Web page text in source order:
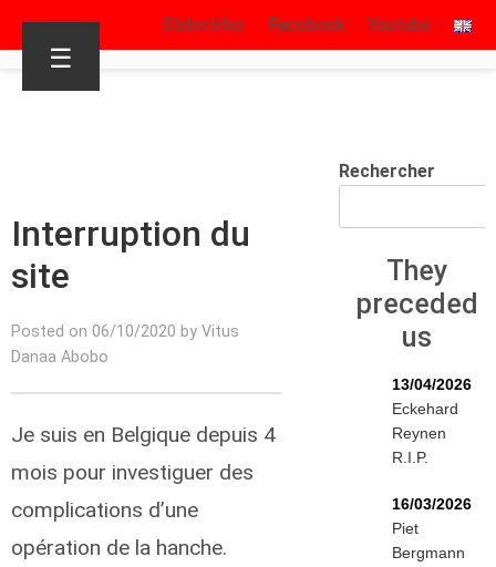
S’identifier Facebook Youtube
☰
Interruption du
site
Posted on 06/10/2020 by Vitus
Danaa Abobo
Je suis en Belgique depuis 4
mois pour investiguer des
complications d’une
opération de la hanche.
Rechercher
They
preceded
us
13/04/2026
Eckehard
Reynen
R.I.P.
16/03/2026
Piet
Bergmann